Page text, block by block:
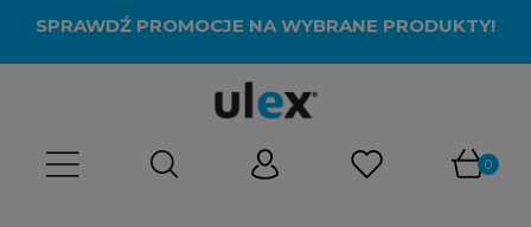
SPRAWDŹ PROMOCJE NA WYBRANE PRODUKTY!